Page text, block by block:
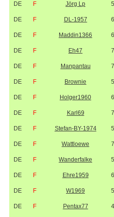
DE F Jörg Lp
DE F DL-1957
DE F Maddin1366
DE F Eh47
DE F Manpantau
DE F Brownie
DE F Holger1960
DE F Karl69
DE F Stefan-BY-1974
DE F Wattloewe
DE F Wanderfalke
DE F Ehre1959
DE F W1969
DE F Pentax77